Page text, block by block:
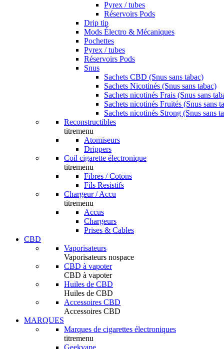
Pyrex / tubes
Réservoirs Pods
Drip tip
Mods Électro & Mécaniques
Pochettes
Pyrex / tubes
Réservoirs Pods
Snus
Sachets CBD (Snus sans tabac)
Sachets Nicotinés (Snus sans tabac)
Sachets nicotinés Frais (Snus sans
Sachets nicotinés Fruités (Snus sans
Sachets nicotinés Strong (Snus sans
Reconstructibles
titremenu
Atomiseurs
Drippers
Coil cigarette électronique
titremenu
Fibres / Cotons
Fils Resistifs
Chargeur / Accu
titremenu
Accus
Chargeurs
Prises & Cables
CBD
Vaporisateurs
Vaporisateurs nospace
CBD à vapoter
CBD à vapoter
Huiles de CBD
Huiles de CBD
Accessoires CBD
Accessoires CBD
MARQUES
Marques de cigarettes électroniques
titremenu
Geekvape